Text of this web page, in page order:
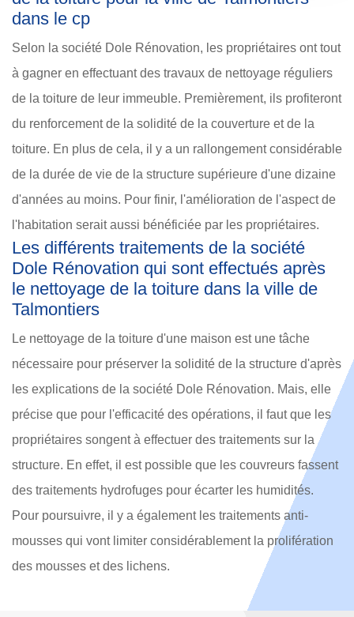
dans le cp
Selon la société Dole Rénovation, les propriétaires ont tout
à gagner en effectuant des travaux de nettoyage réguliers
de la toiture de leur immeuble. Premièrement, ils profiteront
du renforcement de la solidité de la couverture et de la
toiture. En plus de cela, il y a un rallongement considérable
de la durée de vie de la structure supérieure d'une dizaine
d'années au moins. Pour finir, l'amélioration de l'aspect de
l'habitation serait aussi bénéficiée par les propriétaires.
Les différents traitements de la société
Dole Rénovation qui sont effectués après
le nettoyage de la toiture dans la ville de
Talmontiers
Le nettoyage de la toiture d'une maison est une tâche
nécessaire pour préserver la solidité de la structure d'après
les explications de la société Dole Rénovation. Mais, elle
précise que pour l'efficacité des opérations, il faut que les
propriétaires songent à effectuer des traitements sur la
structure. En effet, il est possible que les couvreurs fassent
des traitements hydrofuges pour écarter les humidités.
Pour poursuivre, il y a également les traitements anti-
mousses qui vont limiter considérablement la prolifération
des mousses et des lichens.